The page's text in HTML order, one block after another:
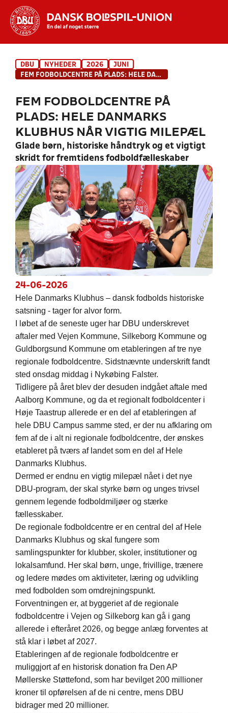
INDHOLD OG NYHEDER
HOLD
DBU NYHEDER 2026
JUNI
FEM FODBOLDCENTRE PÅ PLADS: HELE DANMARKS KLUBHUS NÅR VIGTIG MILEPÆL
FEM FODBOLDCENTRE PÅ
PLADS: HELE DANMARKS
KLUBHUS NÅR VIGTIG MILEPÆL
Glade børn, historiske håndtryk og et vigtigt
skridt for fremtidens fodboldfælleskaber
24-06-2026
Hele Danmarks Klubhus – dansk fodbolds historiske
satsning - tager for alvor form.
I løbet af de seneste uger har DBU underskrevet
aftaler med Vejen Kommune, Silkeborg Kommune og
Guldborgsund Kommune om etableringen af tre nye
regionale fodboldcentre. Sidstnævnte underskrift fandt
sted onsdag middag i Nykøbing Falster.
Tidligere på året blev der desuden indgået aftale med
Aalborg Kommune, og da et regionalt fodboldcenter i
Høje Taastrup allerede er en del af etableringen af
hele DBU Campus samme sted, er der nu afklaring om
fem af de i alt ni regionale fodboldcentre, der ønskes
etableret på tværs af landet som en del af Hele
Danmarks Klubhus.
Dermed er endnu en vigtig milepæl nået i det nye
DBU-program, der skal styrke børn og unges trivsel
gennem legende fodboldmiljøer og stærke
fællesskaber.
De regionale fodboldcentre er en central del af Hele
Danmarks Klubhus og skal fungere som
samlingspunkter for klubber, skoler, institutioner og
lokalsamfund. Her skal børn, unge, frivillige, trænere
og ledere mødes om aktiviteter, læring og udvikling
med fodbolden som omdrejningspunkt.
Forventningen er, at byggeriet af de regionale
fodboldcentre i Vejen og Silkeborg kan gå i gang
allerede i efteråret 2026, og begge anlæg forventes at
stå klar i løbet af 2027.
Etableringen af de regionale fodboldcentre er
muliggjort af en historisk donation fra Den AP
Møllerske Støttefond, som har bevilget 200 millioner
kroner til opførelsen af de ni centre, mens DBU
bidrager med 20 millioner.